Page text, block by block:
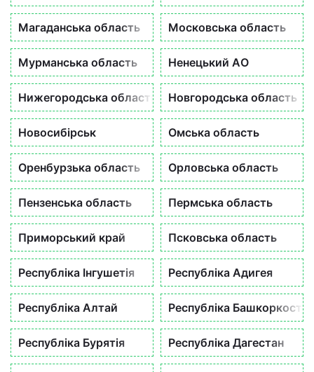
Магаданська область Московська область
Мурманська область Ненецький АO
Нижегородська область Новгородська область
Новосибірськ Омська область
Оренбурзька область Орловська область
Пензенська область Пермська область
Приморський край Псковська область
Республіка Інгушетія Республіка Адигея
Республіка Алтай Республіка Башкоркостан
Республіка Бурятія Республіка Дагестан